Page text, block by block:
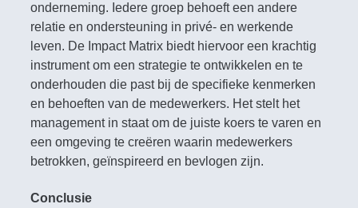
onderneming. Iedere groep behoeft een andere
relatie en ondersteuning in privé- en werkende
leven. De Impact Matrix biedt hiervoor een krachtig
instrument om een strategie te ontwikkelen en te
onderhouden die past bij de specifieke kenmerken
en behoeften van de medewerkers. Het stelt het
management in staat om de juiste koers te varen en
een omgeving te creëren waarin medewerkers
betrokken, geïnspireerd en bevlogen zijn.
Conclusie